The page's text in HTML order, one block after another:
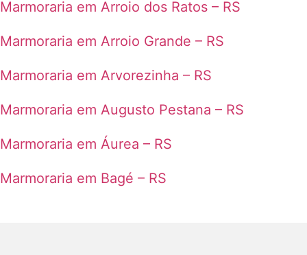
Marmoraria em Arroio dos Ratos – RS
Marmoraria em Arroio Grande – RS
Marmoraria em Arvorezinha – RS
Marmoraria em Augusto Pestana – RS
Marmoraria em Áurea – RS
Marmoraria em Bagé – RS